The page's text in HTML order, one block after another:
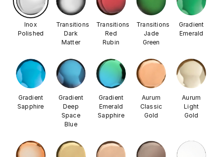
Inox
Polished
Transitions
Dark
Matter
Transitions
Red
Rubin
Transitions
Jade
Green
Gradient
Emerald
Gradient
Sapphire
Gradient
Deep
Space
Blue
Gradient
Emerald
Sapphire
Aurum
Classic
Gold
Aurum
Light
Gold